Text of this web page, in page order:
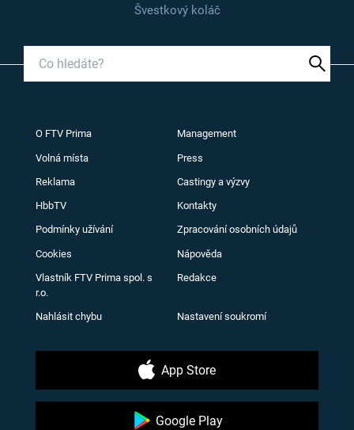
Švestkový koláč
O FTV Prima Management
Volná místa Press
Reklama Castingy a výzvy
HbbTV Kontakty
Podmínky užívání Zpracování osobních údajů
Cookies Nápověda
Vlastník FTV Prima spol. s
r.o.
Redakce
Nahlásit chybu Nastavení soukromí
App Store
Google Play